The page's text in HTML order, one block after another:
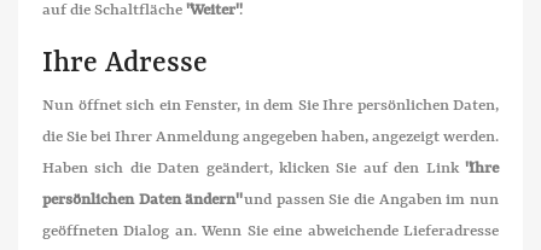
auf die Schaltfläche "Weiter".
Ihre Adresse
Nun öffnet sich ein Fenster, in dem Sie Ihre persönlichen Daten,
die Sie bei Ihrer Anmeldung angegeben haben, angezeigt werden.
Haben sich die Daten geändert, klicken Sie auf den Link "Ihre
persönlichen Daten ändern"und passen Sie die Angaben im nun
geöffneten Dialog an. Wenn Sie eine abweichende Lieferadresse